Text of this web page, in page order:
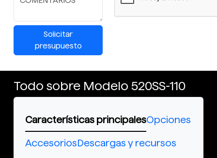
Solicitar
presupuesto
Todo sobre Modelo 520SS-110
Características principalesOpciones
AccesoriosDescargas y recursos